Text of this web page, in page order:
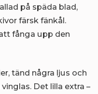
på späda blad,
färsk fänkål.
fånga upp den
tänd några ljus och
Det lilla extra –